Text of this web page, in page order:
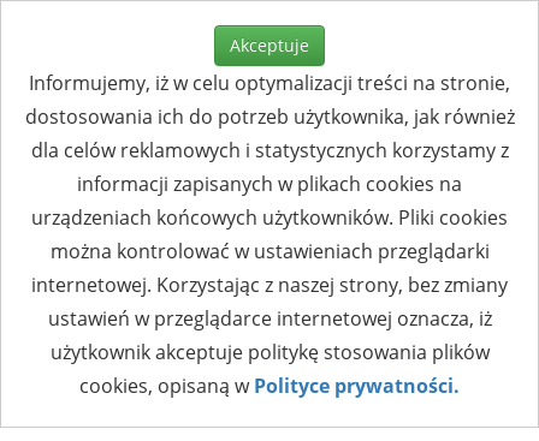
Akceptuje
Informujemy, iż w celu optymalizacji treści na stronie,
dostosowania ich do potrzeb użytkownika, jak również
dla celów reklamowych i statystycznych korzystamy z
informacji zapisanych w plikach cookies na
urządzeniach końcowych użytkowników. Pliki cookies
można kontrolować w ustawieniach przeglądarki
internetowej. Korzystając z naszej strony, bez zmiany
ustawień w przeglądarce internetowej oznacza, iż
użytkownik akceptuje politykę stosowania plików
cookies, opisaną wPolityce prywatności.